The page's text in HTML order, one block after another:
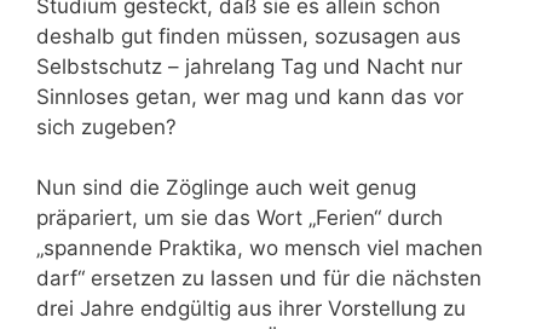
Studium gesteckt, daß sie es allein schon
deshalb gut finden müssen, sozusagen aus
Selbstschutz – jahrelang Tag und Nacht nur
Sinnloses getan, wer mag und kann das vor
sich zugeben?
Nun sind die Zöglinge auch weit genug
präpariert, um sie das Wort „Ferien“ durch
„spannende Praktika, wo mensch viel machen
darf“ ersetzen zu lassen und für die nächsten
drei Jahre endgültig aus ihrer Vorstellung zu